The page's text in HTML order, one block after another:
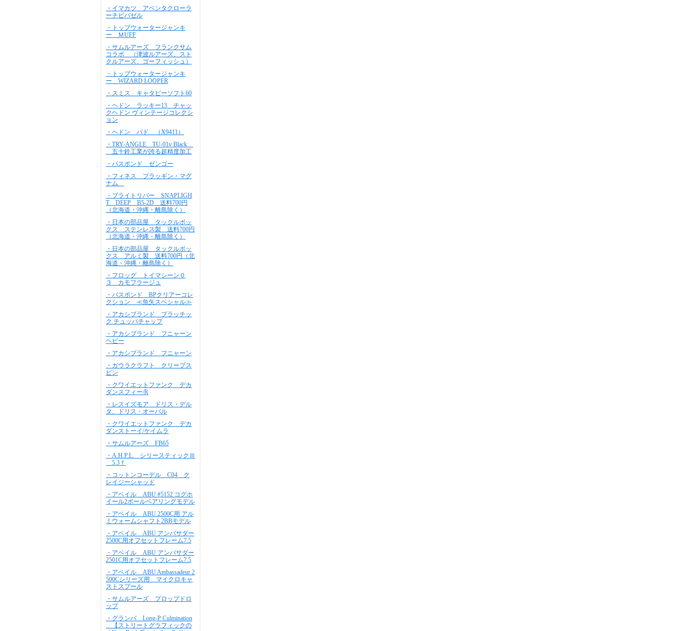
・イマカツ アベンタクローラ
ーチビバゼル
・トップウォータージャンキ
ー ＭUFF
・サムルアーズ フランクサム
コラボ （津波ルアーズ、スト
クルアーズ、ゴーフィッシュ）
・トップウォータージャンキ
ー WIZARD LOOPER
・スミス キャタピーソフト60
・ヘドン ラッキー13 チャッ
クヘドン ヴィンテージコレクシ
ョン
・ヘドン バド （X9411）
・TRY-ANGLE TU-01v Black
五十鈴工業が誇る超精度加工
・バスポンド ゼンゴー
・フィネス プラッギン・マグ
ナム
・ブライトリバー SNAPLIGH
T DEEP B5-2D 送料700円
（北海道・沖縄・離島除く）
・日本の部品屋 タックルボッ
クス ステンレス製 送料700円
（北海道・沖縄・離島除く）
・日本の部品屋 タックルボッ
クス アルミ製 送料700円（北
海道・沖縄・離島除く）
・フロッグ トイマシーン０
３ カモフラージュ
・バスポンド BPクリアーコレ
クション ≪魚矢スペシャル≫
・アカシブランド プラッチッ
ク チュッパチャップ
・アカシブランド フニャーン
ヘビー
・アカシブランド フニャーン
・ガウラクラフト クリープス
ピン
・クワイエットファンク デカ
ダンスフィー/R
・レスイズモア ドリス・デル
タ、ドリス・オーバル
・クワイエットファンク デカ
ダンストーイ/ケイムラ
・サムルアーズ FB65
・A.H.P.L. シリースティックⅢ
5.3ｆ
・コットンコーデル C04 ク
レイジーシャッド
・アベイル ABU #5152 コグホ
イール2ボールベアリングモデル
・アベイル ABU 2500C用 アル
ミウォームシャフト2BBモデル
・アベイル ABU アンバサダー
2500C用オフセットフレーム7.5
・アベイル ABU アンバサダー
2501C用オフセットフレーム7.5
・アベイル ABU Ambassadeur 2
500Cシリーズ用 マイクロキャ
ストスプール
・サムルアーズ プロップドロ
ップ
・グランパ Long-P Culmination
【ストリートグラフィックの